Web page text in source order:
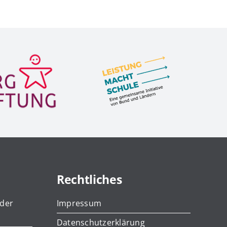
Rechtliches
Impressum
Datenschutzerklärung